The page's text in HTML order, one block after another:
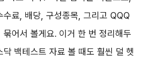
수료, 배당, 구성종목, 그리고 QQQ
묶어서 볼게요. 이거 한 번 정리해두
닥 백테스트 자료 볼 때도 훨씬 덜 헷